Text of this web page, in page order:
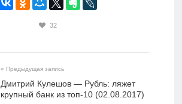
32
« Предыдущая запись
Дмитрий Кулешов — Рубль: ляжет
крупный банк из топ-10 (02.08.2017)